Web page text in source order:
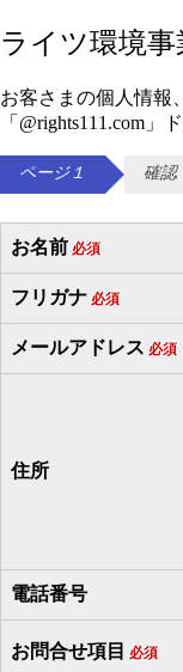
ライツ環境
お客さまの個人情報
「@rights111.com
ページ１ 確認
お名前 必須
フリガナ 必須
メールアドレス 必須
住所
電話番号
お問合せ項目 必須